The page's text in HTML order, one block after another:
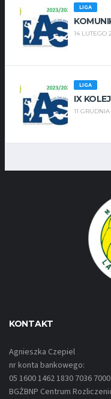
LIGA
14 LUTEGO
LIGA
IX
11
KONTAKT
Agnieszka Czepiel
nr konta bankowego:
05 1600 1462 1830 7036
BGŻBNP Centrum